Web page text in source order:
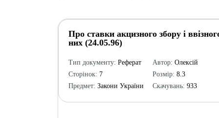
Про ставки акцизного збору і
них (24.05.96)
Тип документу: Реферат
Сторінок: 7
Предмет: Закони України
Автор: Олексій
Розмір: 8.3
Скачувань: 933